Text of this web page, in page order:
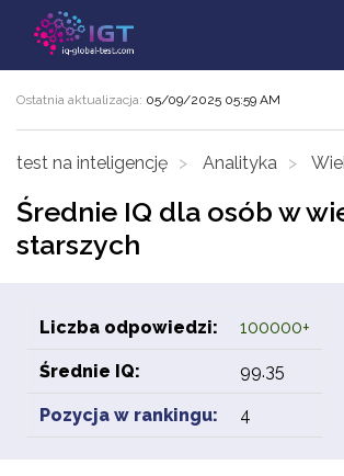
Ostatnia aktualizacja: 05/09/2025 05:59 AM
test na inteligencję Analityka
Średnie IQ dla osób w
starszych
Liczba odpowiedzi: 100000+
Średnie IQ: 99.35
Pozycja w rankingu: 4